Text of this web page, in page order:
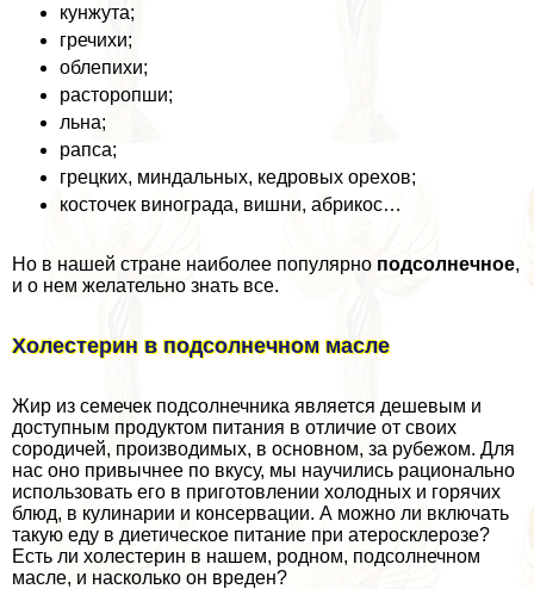
кунжута;
гречихи;
облепихи;
расторопши;
льна;
рапса;
грецких, миндальных, кедровых орехов;
косточек винограда, вишни, абрикос…
Но в нашей стране наиболее популярно подсолнечное,
и о нем желательно знать все.
Холестерин в подсолнечном масле
Жир из семечек подсолнечника является дешевым и
доступным продуктом питания в отличие от своих
сородичей, производимых, в основном, за рубежом. Для
нас оно привычнее по вкусу, мы научились рационально
использовать его в приготовлении холодных и горячих
блюд, в кулинарии и консервации. А можно ли включать
такую еду в диетическое питание при атеросклерозе?
Есть ли холестерин в нашем, родном, подсолнечном
масле, и насколько он вреден?